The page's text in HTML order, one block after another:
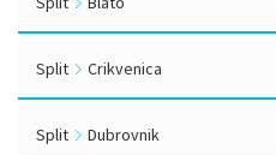
Split Crikvenica
Split Dubrovnik